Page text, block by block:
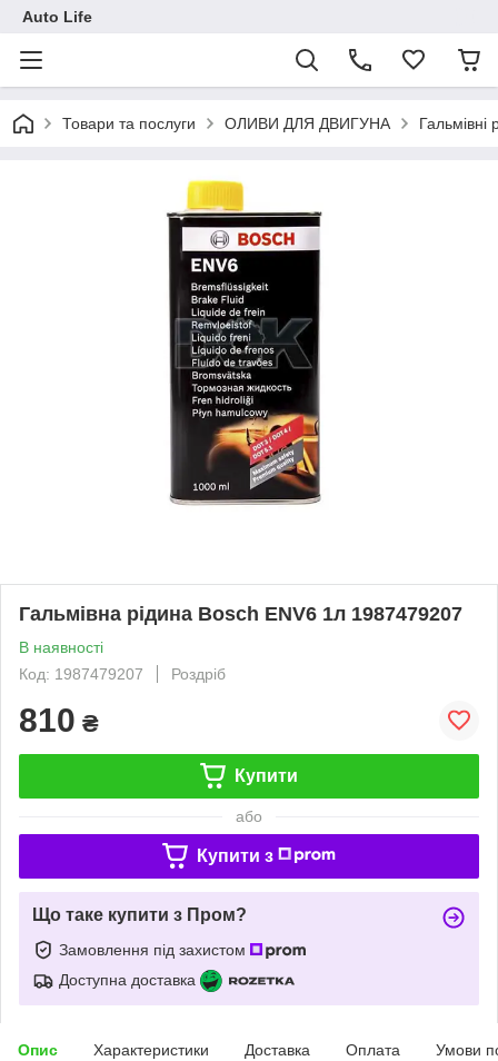
Auto Life
Товари та послуги ОЛИВИ ДЛЯ ДВИГУНА Гальмівні
Гальмівна рідина Bosch ENV6 1л 1987479207
В наявності
Код: 1987479207
Роздріб
810 ₴
Купити
або
Купити з
Що таке купити з Пром?
Замовлення під захистом
Доступна доставка
Опис Характеристики Доставка Оплата Умови